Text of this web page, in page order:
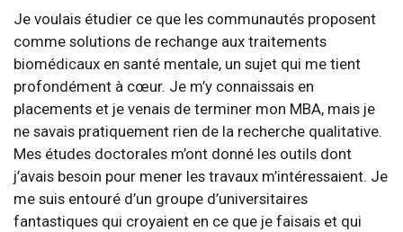
Je voulais étudier ce que les communautés proposent
comme solutions de rechange aux traitements
biomédicaux en santé mentale, un sujet qui me tient
profondément à cœur. Je m’y connaissais en
placements et je venais de terminer mon MBA, mais je
ne savais pratiquement rien de la recherche qualitative.
Mes études doctorales m’ont donné les outils dont
j’avais besoin pour mener les travaux m’intéressaient. Je
me suis entouré d’un groupe d’universitaires
fantastiques qui croyaient en ce que je faisais et qui